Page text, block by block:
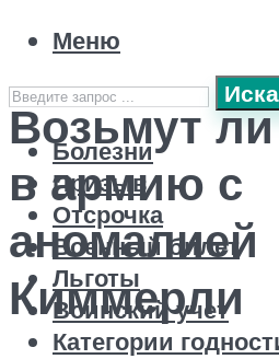
Болезни
Призыв
Отсрочка
Военный билет
Льготы
Воинский учет
Категории
Меню
Возьмут
в армию с
аномалией
Киммерли